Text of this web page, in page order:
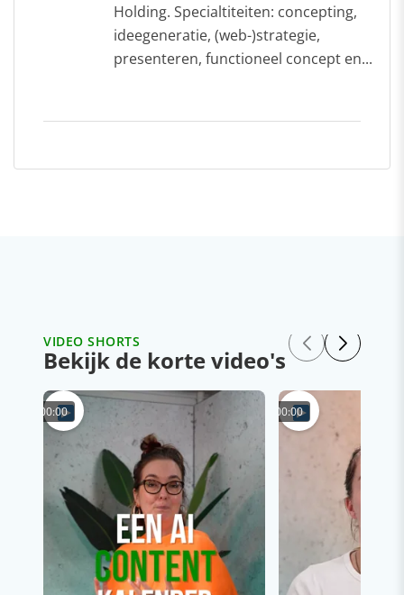
Holding. Specialtiteiten: concepting,
ideegeneratie, (web-)strategie,
presenteren, functioneel concept en...
VIDEO SHORTS
Bekijk de korte video's
00:00 00:00